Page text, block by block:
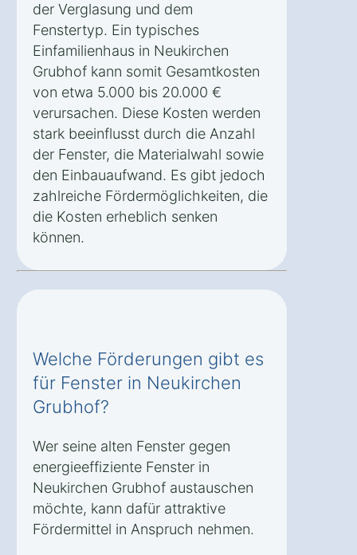
der Verglasung und dem
Fenstertyp. Ein typisches
Einfamilienhaus in Neukirchen
Grubhof kann somit Gesamtkosten
von etwa 5.000 bis 20.000 €
verursachen. Diese Kosten werden
stark beeinflusst durch die Anzahl
der Fenster, die Materialwahl sowie
den Einbauaufwand. Es gibt jedoch
zahlreiche Fördermöglichkeiten, die
die Kosten erheblich senken
können.
Welche Förderungen gibt es
für Fenster in Neukirchen
Grubhof?
Wer seine alten Fenster gegen
energieeffiziente Fenster in
Neukirchen Grubhof austauschen
möchte, kann dafür attraktive
Fördermittel in Anspruch nehmen.